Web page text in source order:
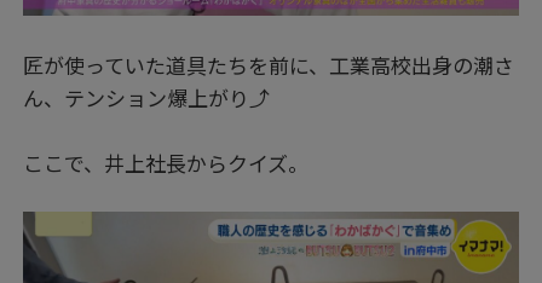
匠が使っていた道具たちを前に、工業高校出身の潮さ
ん、テンション爆上がり⤴
ここで、井上社長からクイズ。